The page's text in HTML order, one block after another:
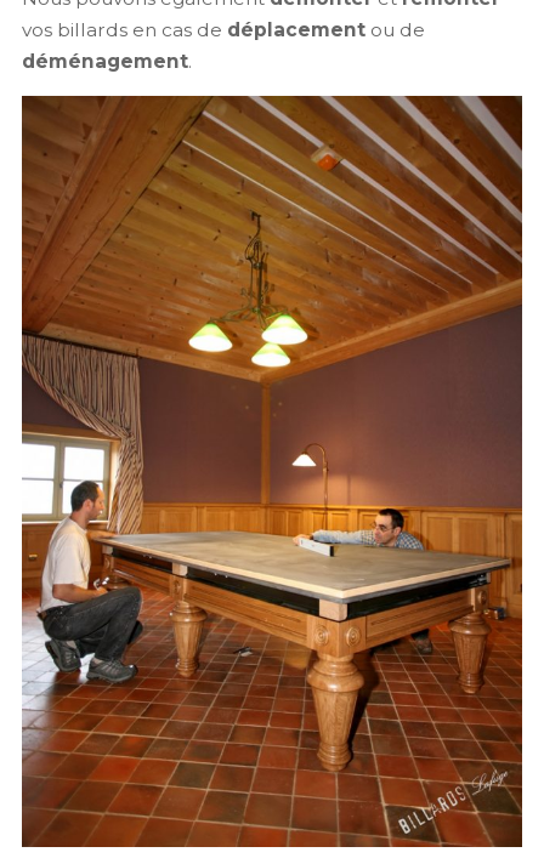
vos billards en cas de déplacementou de
déménagement.